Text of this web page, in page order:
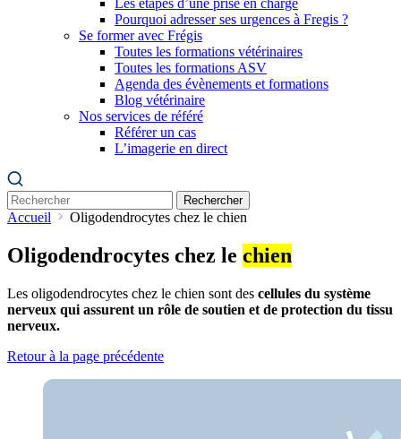
Les étapes d’une prise en charge
Pourquoi adresser ses urgences à Fregis ?
Se former avec Frégis
Toutes les formations vétérinaires
Toutes les formations ASV
Agenda des évènements et formations
Blog vétérinaire
Nos services de référé
Référer un cas
L’imagerie en direct
Rechercher
Accueil Oligodendrocytes chez le chien
Oligodendrocytes chez le chien
Les oligodendrocytes chez le chien sont des cellules du système
nerveux qui assurent un rôle de soutien et de protection du tissu
nerveux.
Retour à la page précédente